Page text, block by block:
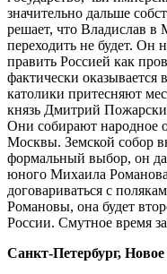
значительно дальше
решает, что Владислав в
переходить не будет. Он
править Россией как
фактически оказывается
католики притесняют
князь Дмитрий
Они собирают народное
Москвы. Земской собор
формальный выбор, он
юного Михаила
договариваться с
Романовы, она будет
России. Смутное время
Санкт-Петербург,